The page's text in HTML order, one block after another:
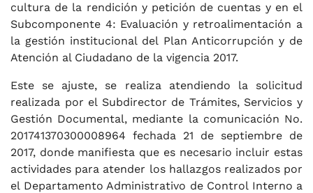
cultura de la rendición y petición de cuentas y en el
Subcomponente 4: Evaluación y retroalimentación a
la gestión institucional del Plan Anticorrupción y de
Atención al Ciudadano de la vigencia 2017.
Este se ajuste, se realiza atendiendo la solicitud
realizada por el Subdirector de Trámites, Servicios y
Gestión Documental, mediante la comunicación No.
201741370300008964 fechada 21 de septiembre de
2017, donde manifiesta que es necesario incluir estas
actividades para atender los hallazgos realizados por
el Departamento Administrativo de Control Interno a